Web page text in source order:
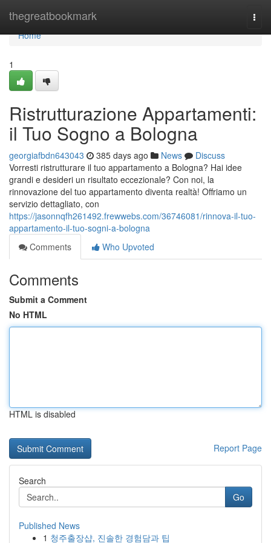
thegreatbookmark
Home
Home
1
Ristrutturazione Appartamenti:
il Tuo Sogno a Bologna
georgiafbdn643043 385 days ago News
Discuss
Vorresti ristrutturare il tuo appartamento a Bologna? Hai idee
grandi e desideri un risultato eccezionale? Con noi, la
rinnovazione del tuo appartamento diventa realtà! Offriamo un
servizio dettagliato, con
https://jasonnqfh261492.frewwebs.com/36746081/rinnova-il-tuo-
appartamento-il-tuo-sogni-a-bologna
Comments
Who Upvoted
Comments
Submit a Comment
No HTML
HTML is disabled
Report Page
Search
Go
Published News
1 청주출장샵, 진솔한 경험담과 팁